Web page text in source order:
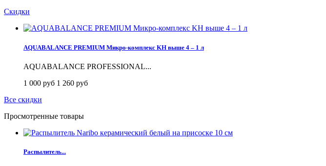
Скидки
AQUABALANCE PREMIUM Микро-комплекс KH выше 4 – 1 л
AQUABALANCE PROFESSIONAL...
1 000 руб 1 260 руб
Все скидки
Просмотренные товары
Распылитель...